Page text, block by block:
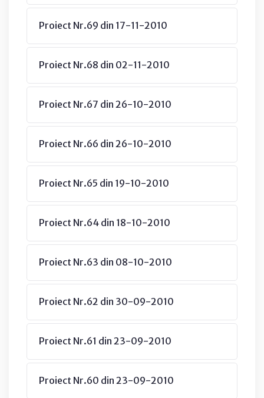
Proiect Nr.69 din 17-11-2010
Proiect Nr.68 din 02-11-2010
Proiect Nr.67 din 26-10-2010
Proiect Nr.66 din 26-10-2010
Proiect Nr.65 din 19-10-2010
Proiect Nr.64 din 18-10-2010
Proiect Nr.63 din 08-10-2010
Proiect Nr.62 din 30-09-2010
Proiect Nr.61 din 23-09-2010
Proiect Nr.60 din 23-09-2010